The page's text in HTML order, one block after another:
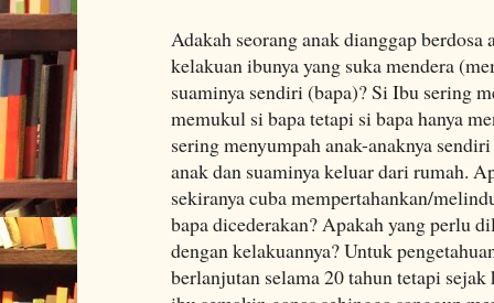
Adakah seorang anak dianggap berdosa
kelakuan ibunya yang suka mendera
suaminya sendiri (bapa)? Si Ibu sering
memukul si bapa tetapi si bapa hanya
sering menyumpah anak-anaknya
anak dan suaminya keluar dari rumah.
sekiranya cuba mempertahankan/
bapa dicederakan? Apakah yang perlu
dengan kelakuannya? Untuk
berlanjutan selama 20 tahun tetapi